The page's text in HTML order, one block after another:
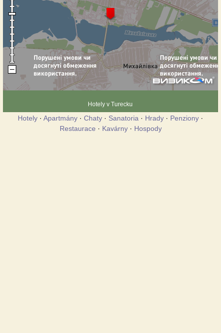
Hotely v Turecku
Hotely · Apartmány · Chaty · Sanatoria · Hrady · Penziony ·
Restaurace · Kavárny· Hospody